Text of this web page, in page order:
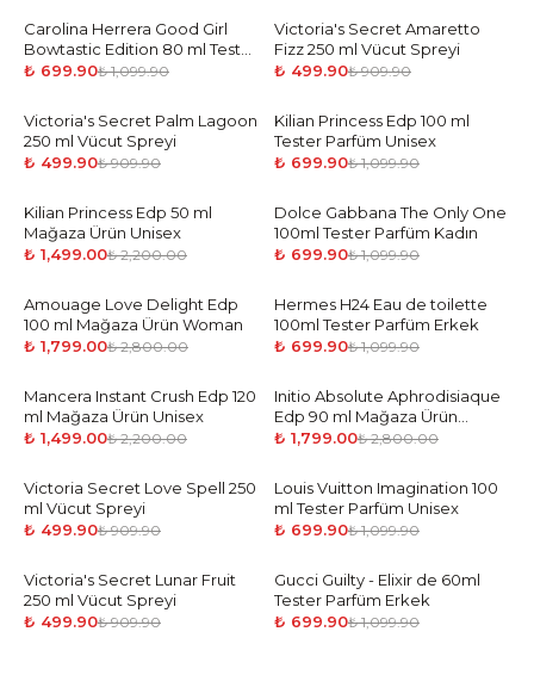
-36%
Carolina Herrera Good Girl
Bowtastic Edition 80 ml Tester
Parfüm Kadın
₺ 699.90₺ 1,099.90
-45%
Victoria's Secret Amaretto
Fizz 250 ml Vücut Spreyi
₺ 499.90₺ 909.90
-45%
Victoria's Secret Palm Lagoon
250 ml Vücut Spreyi
₺ 499.90₺ 909.90
-36 %
Kilian Princess Edp 100 ml
Tester Parfüm Unisex
₺ 699.90₺ 1,099.90
-32 %
Kilian Princess Edp 50 ml
Mağaza Ürün Unisex
₺ 1,499.00₺ 2,200.00
-36%
Dolce Gabbana The Only One
100ml Tester Parfüm Kadın
₺ 699.90₺ 1,099.90
-36%
Amouage Love Delight Edp
100 ml Mağaza Ürün Woman
₺ 1,799.00₺ 2,800.00
-36%
Hermes H24 Eau de toilette
100ml Tester Parfüm Erkek
₺ 699.90₺ 1,099.90
-32%
Mancera Instant Crush Edp 120
ml Mağaza Ürün Unisex
₺ 1,499.00₺ 2,200.00
-36%
Initio Absolute Aphrodisiaque
Edp 90 ml Mağaza Ürün
Unisex
₺ 1,799.00₺ 2,800.00
-45%
Victoria Secret Love Spell 250
ml Vücut Spreyi
₺ 499.90₺ 909.90
-36%
Louis Vuitton Imagination 100
ml Tester Parfüm Unisex
₺ 699.90₺ 1,099.90
-45%
Victoria's Secret Lunar Fruit
250 ml Vücut Spreyi
₺ 499.90₺ 909.90
-36 %
Gucci Guilty - Elixir de 60ml
Tester Parfüm Erkek
₺ 699.90₺ 1,099.90